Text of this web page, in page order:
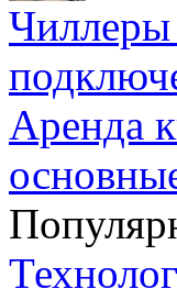
Чиллеры
Аренда